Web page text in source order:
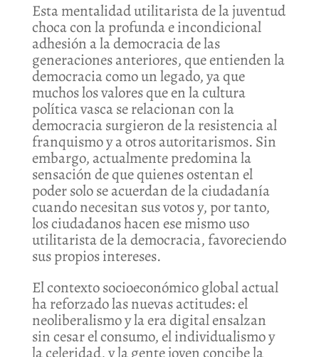
Esta mentalidad utilitarista de la juventud
choca con la profunda e incondicional
adhesión a la democracia de las
generaciones anteriores, que entienden la
democracia como un legado, ya que
muchos los valores que en la cultura
política vasca se relacionan con la
democracia surgieron de la resistencia al
franquismo y a otros autoritarismos. Sin
embargo, actualmente predomina la
sensación de que quienes ostentan el
poder solo se acuerdan de la ciudadanía
cuando necesitan sus votos y, por tanto,
los ciudadanos hacen ese mismo uso
utilitarista de la democracia, favoreciendo
sus propios intereses.
El contexto socioeconómico global actual
ha reforzado las nuevas actitudes: el
neoliberalismo y la era digital ensalzan
sin cesar el consumo, el individualismo y
la celeridad, y la gente joven concibe la